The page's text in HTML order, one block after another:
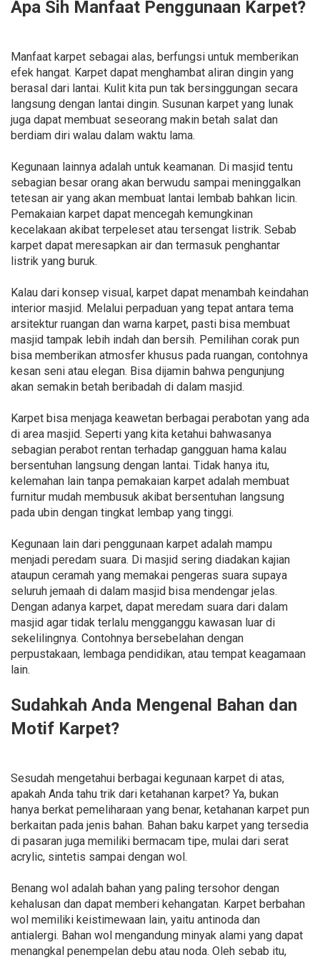
Apa Sih Manfaat Penggunaan Karpet?
Manfaat karpet sebagai alas, berfungsi untuk memberikan
efek hangat. Karpet dapat menghambat aliran dingin yang
berasal dari lantai. Kulit kita pun tak bersinggungan secara
langsung dengan lantai dingin. Susunan karpet yang lunak
juga dapat membuat seseorang makin betah salat dan
berdiam diri walau dalam waktu lama.
Kegunaan lainnya adalah untuk keamanan. Di masjid tentu
sebagian besar orang akan berwudu sampai meninggalkan
tetesan air yang akan membuat lantai lembab bahkan licin.
Pemakaian karpet dapat mencegah kemungkinan
kecelakaan akibat terpeleset atau tersengat listrik. Sebab
karpet dapat meresapkan air dan termasuk penghantar
listrik yang buruk.
Kalau dari konsep visual, karpet dapat menambah keindahan
interior masjid. Melalui perpaduan yang tepat antara tema
arsitektur ruangan dan warna karpet, pasti bisa membuat
masjid tampak lebih indah dan bersih. Pemilihan corak pun
bisa memberikan atmosfer khusus pada ruangan, contohnya
kesan seni atau elegan. Bisa dijamin bahwa pengunjung
akan semakin betah beribadah di dalam masjid.
Karpet bisa menjaga keawetan berbagai perabotan yang ada
di area masjid. Seperti yang kita ketahui bahwasanya
sebagian perabot rentan terhadap gangguan hama kalau
bersentuhan langsung dengan lantai. Tidak hanya itu,
kelemahan lain tanpa pemakaian karpet adalah membuat
furnitur mudah membusuk akibat bersentuhan langsung
pada ubin dengan tingkat lembap yang tinggi.
Kegunaan lain dari penggunaan karpet adalah mampu
menjadi peredam suara. Di masjid sering diadakan kajian
ataupun ceramah yang memakai pengeras suara supaya
seluruh jemaah di dalam masjid bisa mendengar jelas.
Dengan adanya karpet, dapat meredam suara dari dalam
masjid agar tidak terlalu mengganggu kawasan luar di
sekelilingnya. Contohnya bersebelahan dengan
perpustakaan, lembaga pendidikan, atau tempat keagamaan
lain.
Sudahkah Anda Mengenal Bahan dan
Motif Karpet?
Sesudah mengetahui berbagai kegunaan karpet di atas,
apakah Anda tahu trik dari ketahanan karpet? Ya, bukan
hanya berkat pemeliharaan yang benar, ketahanan karpet pun
berkaitan pada jenis bahan. Bahan baku karpet yang tersedia
di pasaran juga memiliki bermacam tipe, mulai dari serat
acrylic, sintetis sampai dengan wol.
Benang wol adalah bahan yang paling tersohor dengan
kehalusan dan dapat memberi kehangatan. Karpet berbahan
wol memiliki keistimewaan lain, yaitu antinoda dan
antialergi. Bahan wol mengandung minyak alami yang dapat
menangkal penempelan debu atau noda. Oleh sebab itu,